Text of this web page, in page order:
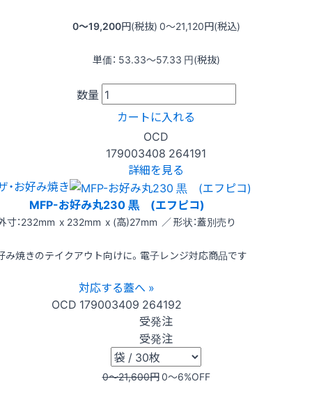
0〜19,200円(税抜) 0〜21,120円(税込)
単価： 53.33〜57.33 円(税抜)
数量
カートに入れる
OCD
179003408 264191
詳細を見る
・お好み焼き
MFP-お好み丸230 黒 (エフピコ)
寸：232mm x 232mm x (高)27mm ／ 形状：蓋別売り
み焼きのテイクアウト向けに。電子レンジ対応商品です
対応する蓋へ »
OCD 179003409 264192
受発注
受発注
0〜21,600円0〜6%OFF